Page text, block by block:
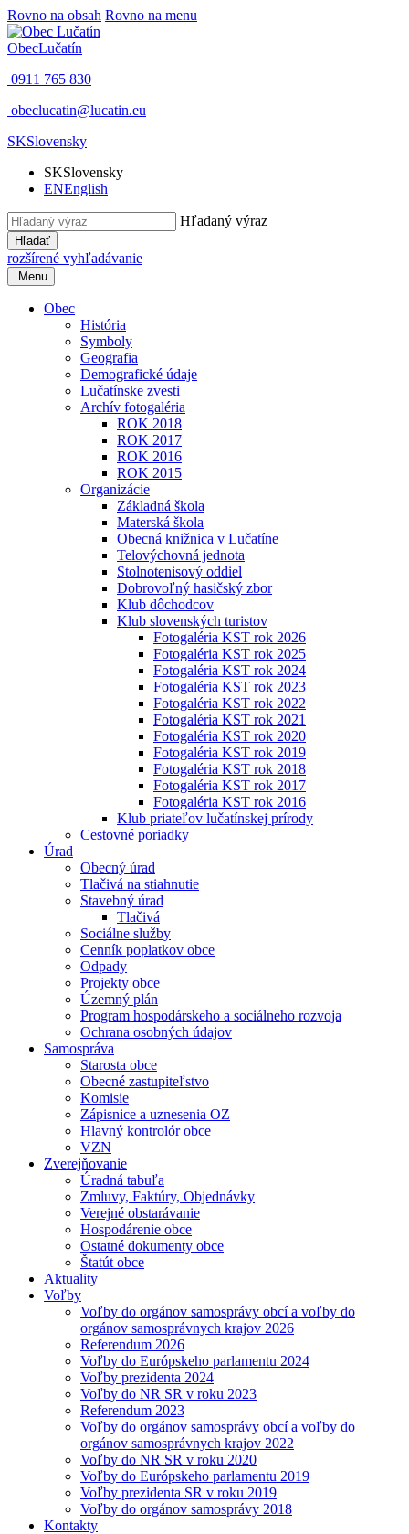
Rovno na obsah Rovno na menu
ObecLučatín
0911 765 830
obeclucatin@lucatin.eu
SKSlovensky
SKSlovensky
ENEnglish
Hľadaný výraz
Hľadať
rozšírené vyhľadávanie
Menu
Obec
História
Symboly
Geografia
Demografické údaje
Lučatínske zvesti
Archív fotogaléria
ROK 2018
ROK 2017
ROK 2016
ROK 2015
Organizácie
Základná škola
Materská škola
Obecná knižnica v Lučatíne
Telovýchovná jednota
Stolnotenisový oddiel
Dobrovoľný hasičský zbor
Klub dôchodcov
Klub slovenských turistov
Fotogaléria KST rok 2026
Fotogaléria KST rok 2025
Fotogaléria KST rok 2024
Fotogaléria KST rok 2023
Fotogaléria KST rok 2022
Fotogaléria KST rok 2021
Fotogaléria KST rok 2020
Fotogaléria KST rok 2019
Fotogaléria KST rok 2018
Fotogaléria KST rok 2017
Fotogaléria KST rok 2016
Klub priateľov lučatínskej prírody
Cestovné poriadky
Úrad
Obecný úrad
Tlačivá na stiahnutie
Stavebný úrad
Tlačivá
Sociálne služby
Cenník poplatkov obce
Odpady
Projekty obce
Územný plán
Program hospodárskeho a sociálneho rozvoja
Ochrana osobných údajov
Samospráva
Starosta obce
Obecné zastupiteľstvo
Komisie
Zápisnice a uznesenia OZ
Hlavný kontrolór obce
VZN
Zverejňovanie
Úradná tabuľa
Zmluvy, Faktúry, Objednávky
Verejné obstarávanie
Hospodárenie obce
Ostatné dokumenty obce
Štatút obce
Aktuality
Voľby
Voľby do orgánov samosprávy obcí a voľby do
orgánov samosprávnych krajov 2026
Referendum 2026
Voľby do Európskeho parlamentu 2024
Voľby prezidenta 2024
Voľby do NR SR v roku 2023
Referendum 2023
Voľby do orgánov samosprávy obcí a voľby do
orgánov samosprávnych krajov 2022
Voľby do NR SR v roku 2020
Voľby do Európskeho parlamentu 2019
Voľby prezidenta SR v roku 2019
Voľby do orgánov samosprávy 2018
Kontakty